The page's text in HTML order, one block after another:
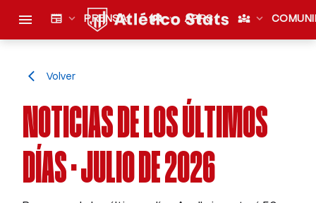
menu newspaper expand_more PRENSA sports_esports expand_more APPS diversity_3 expand_more
arrow_back_ios Volver
NOTICIAS DE LOS ÚLTIMOS
DÍAS · JULIO DE 2026